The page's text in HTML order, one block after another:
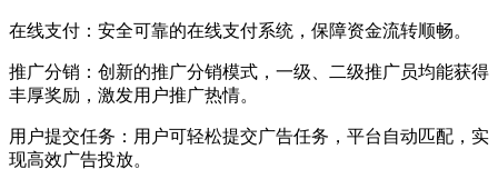
在线支付：安全可靠的在线支付系统，保障资金流转顺畅。
推广分销：创新的推广分销模式，一级、二级推广员均能获得
丰厚奖励，激发用户推广热情。
用户提交任务：用户可轻松提交广告任务，平台自动匹配，实
现高效广告投放。